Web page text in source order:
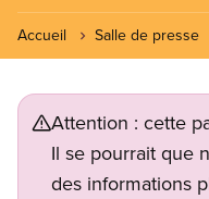
Accueil Salle de presse
Attention : cette
Il se pourrait que
des informations